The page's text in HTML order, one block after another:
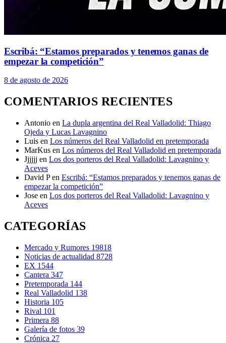
Escribá: “Estamos preparados y tenemos ganas de
empezar la competición”
8 de agosto de 2026
COMENTARIOS RECIENTES
Antonio en La dupla argentina del Real Valladolid: Thiago
Ojeda y Lucas Lavagnino
Luis en Los números del Real Valladolid en pretemporada
MarKus en Los números del Real Valladolid en pretemporada
Jjjjjj en Los dos porteros del Real Valladolid: Lavagnino y
Aceves
David P en Escribá: “Estamos preparados y tenemos ganas de
empezar la competición”
Jose en Los dos porteros del Real Valladolid: Lavagnino y
Aceves
CATEGORÍAS
Mercado y Rumores 19818
Noticias de actualidad 8728
EX 1544
Cantera 347
Pretemporada 144
Real Valladolid 138
Historia 105
Rival 101
Primera 88
Galería de fotos 39
Crónica 27